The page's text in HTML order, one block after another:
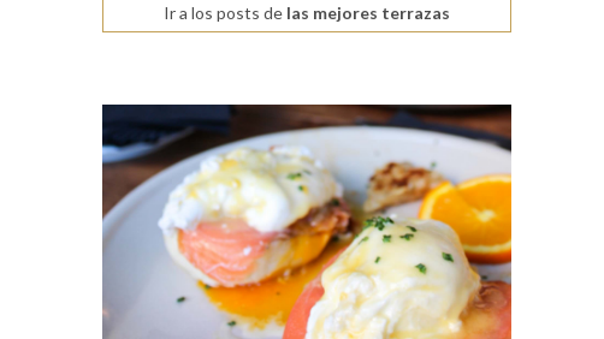
Ir a los posts de las mejores terrazas